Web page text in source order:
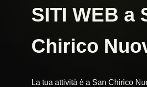
SITI WEB a
Chirico
La tua attività è a San Chirico